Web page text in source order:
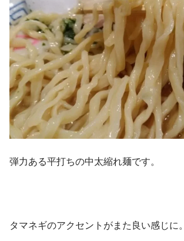
弾力ある平打ちの中太縮れ麺です。
タマネギのアクセントがまた良い感じに。